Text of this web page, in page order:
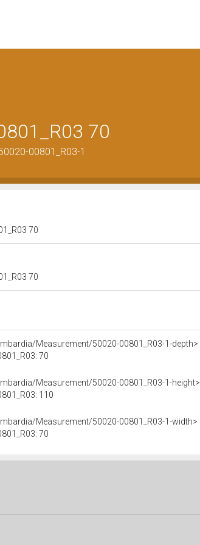
70
00801_R03-1
70
70
Measurement/50020-00801_R03-1-depth>
70
Measurement/50020-00801_R03-1-height>
110
Measurement/50020-00801_R03-1-width>
70